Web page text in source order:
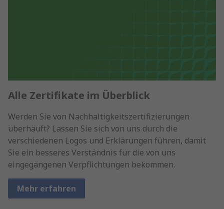
Alle Zertifikate im Überblick
Werden Sie von Nachhaltigkeitszertifizierungen
überhäuft? Lassen Sie sich von uns durch die
verschiedenen Logos und Erklärungen führen, damit
Sie ein besseres Verständnis für die von uns
eingegangenen Verpflichtungen bekommen.
Mehr erfahren